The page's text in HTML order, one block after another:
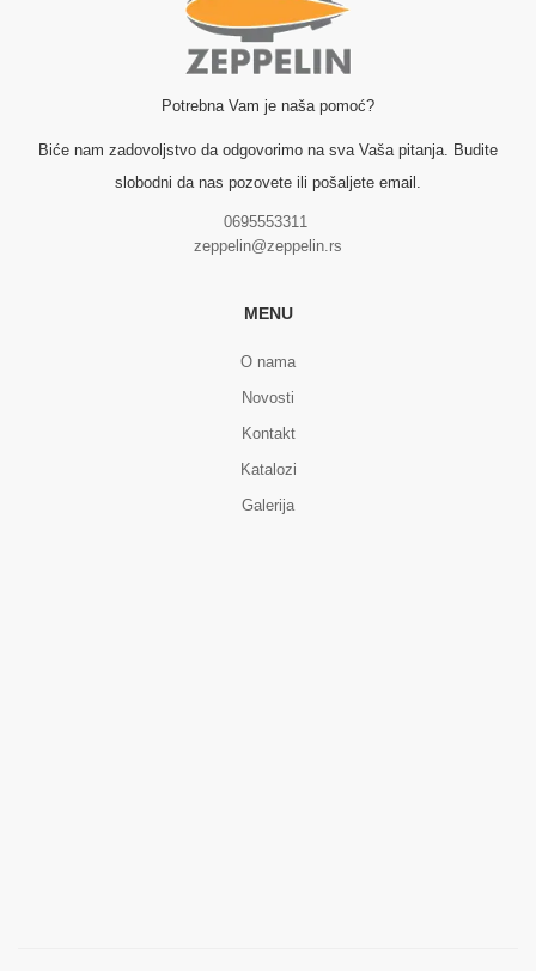
Potrebna Vam je naša pomoć?
Biće nam zadovoljstvo da odgovorimo na sva Vaša pitanja. Budite
slobodni da nas pozovete ili pošaljete email.
0695553311
zeppelin@zeppelin.rs
MENU
O nama
Novosti
Kontakt
Katalozi
Galerija